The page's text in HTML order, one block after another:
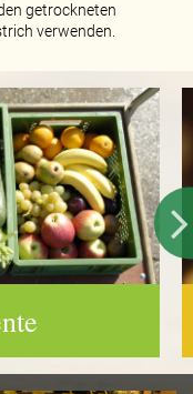
getrockneten
verwenden.